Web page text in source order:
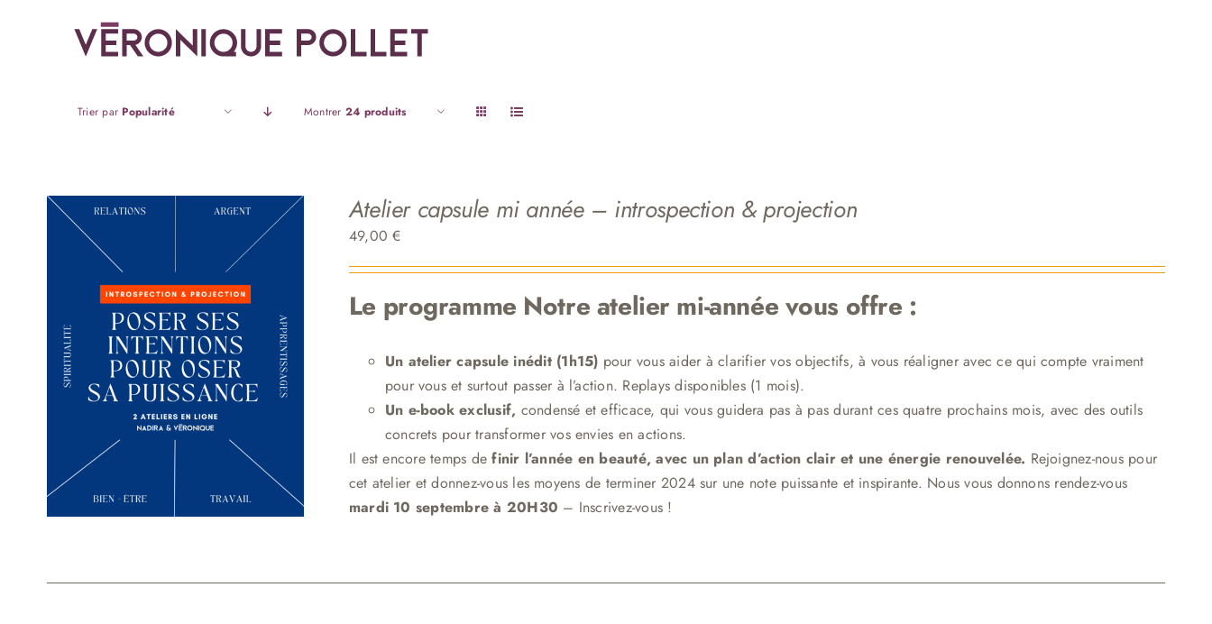
Trier par Popularité Montrer 24 produits
Atelier capsule mi année – introspection & projection
49,00€
Le programme Notre atelier mi-année vous offre :
Un atelier capsule inédit (1h15) pour vous aider à clarifier vos objectifs, à vous réaligner avec ce qui compte vraiment
pour vous et surtout passer à l’action. Replays disponibles (1 mois).
Un e-book exclusif, condensé et efficace, qui vous guidera pas à pas durant ces quatre prochains mois, avec des outils
concrets pour transformer vos envies en actions.
Il est encore temps definir l’année en beauté, avec un plan d’action clair et une énergie renouvelée. Rejoignez-nous pour
cet atelier et donnez-vous les moyens de terminer 2024 sur une note puissante et inspirante. Nous vous donnons rendez-vous
mardi 10 septembre à 20H30 – Inscrivez-vous !